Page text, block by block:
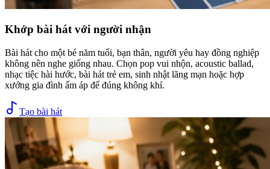
Khớp bài hát với người nhận
Bài hát cho một bé năm tuổi, bạn thân, người yêu hay đồng nghiệp
không nên nghe giống nhau. Chọn pop vui nhộn, acoustic ballad,
nhạc tiệc hài hước, bài hát trẻ em, sinh nhật lãng mạn hoặc hợp
xướng gia đình ấm áp để đúng không khí.
Tạo bài hát